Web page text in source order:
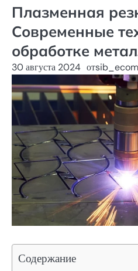
Плазменная
Современные
обработке
30 августа 2024 от
Содержание